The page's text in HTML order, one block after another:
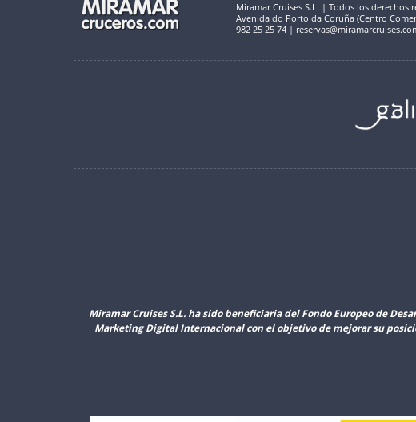
Miramar Cruises S.L. | Todos los derechos
Avenida do Porto da Coruña (Centro
982 25 25 74 |
Miramar Cruises S.L. ha sido beneficiaria del Fondo Europeo de
Marketing Digital Internacional con el objetivo de mejorar su